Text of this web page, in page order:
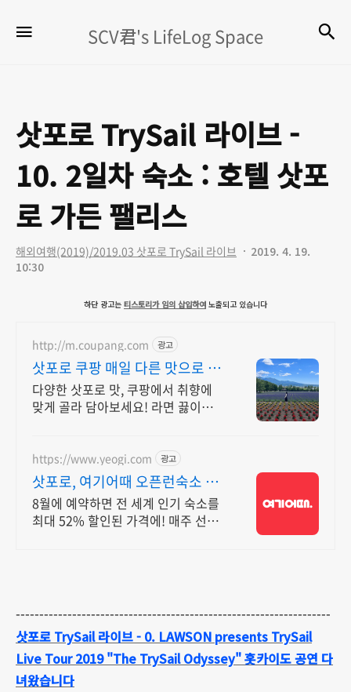
君's
SCV君's LifeLog Space
삿포로 TrySail 라이브 -
10. 2일차 숙소 : 호텔 삿포
로 가든 팰리스
해외여행(2019)/2019.03 삿포로 TrySail 라이브
2019. 4. 19.
10:30
하단 광고는 티스토리가 임의 삽입하여 노출되고 있습니다
http://m.coupang.com 광고
삿포로 쿠팡 매일 다른 맛으로 식
탁을
다양한 삿포로 맛, 쿠팡에서 취향에
맞게 골라 담아보세요! 라면 끓이기도
https://www.yeogi.com 광고
삿포로, 여기어때 오픈런숙소 최
대 81% 할인
8월에 예약하면 전 세계 인기 숙소를
최대 52% 할인된 가격에! 매주 선착
-------------------------------------------------------------------
삿포로 TrySail 라이브 - 0. LAWSON presents TrySail
Live Tour 2019 "The TrySail Odyssey" 홋카이도 공연 다
녀왔습니다